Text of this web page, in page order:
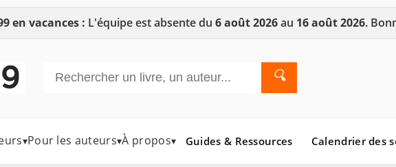
en vacances : L'équipe est absente du 6 août 2026au 16 août 2026.
🔍
▾Pour les auteurs▾À propos▾ Guides & Ressources Calendrier des